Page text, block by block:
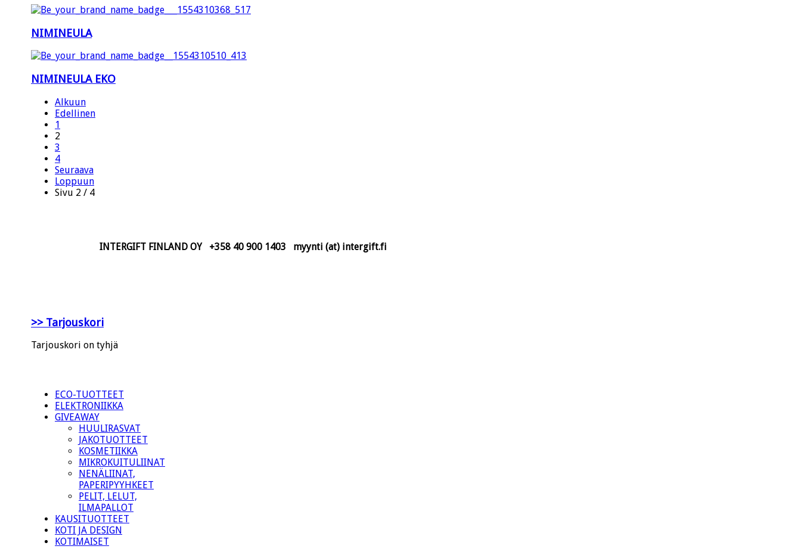
NIMINEULA
NIMINEULA EKO
Alkuun
Edellinen
1
2
3
4
Seuraava
Loppuun
Sivu 2 / 4
INTERGIFT FINLAND OY +358 40 900 1403 myynti (at) intergift.fi
>> Tarjouskori
Tarjouskori on tyhjä
ECO-TUOTTEET
ELEKTRONIIKKA
GIVEAWAY
HUULIRASVAT
JAKOTUOTTEET
KOSMETIIKKA
MIKROKUITULIINAT
NENÄLIINAT,
PAPERIPYYHKEET
PELIT, LELUT,
ILMAPALLOT
KAUSITUOTTEET
KOTI JA DESIGN
KOTIMAISET